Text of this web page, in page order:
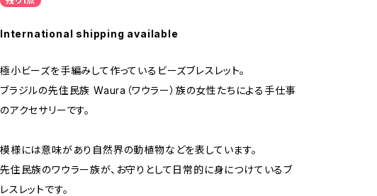
International shipping available
極小ビーズを手編みして作っているビーズブレスレット。
ブラジルの先住民族 Waura（ワウラー）族の女性たちによる手仕事
のアクセサリーです。
模様には意味があり自然界の動植物などを表しています。
先住民族のワウラー族が、お守りとして日常的に身につけているブ
レスレットです。